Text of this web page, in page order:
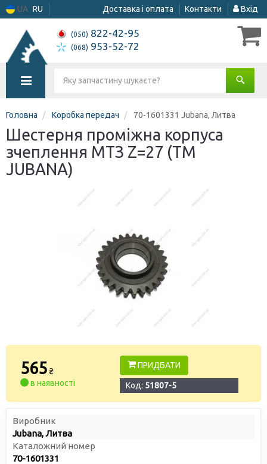
UA RU Доставка і оплата Контакти Вхід
(050) 822-42-95
(068) 953-52-72
Головна Коробка передач 70-1601331 Jubana, Литва
Шестерня проміжна корпуса
зчеплення МТЗ Z=27 (ТМ
JUBANA)
565₴
в наявності
ПРИДБАТИ
Код: 51807-5
Виробник
Jubana, Литва
Каталожний номер
70-1601331